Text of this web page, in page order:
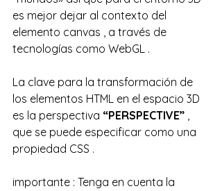
es mejor dejar al contexto del
elemento canvas , a través de
tecnologías como WebGL .
La clave para la transformación de
los elementos HTML en el espacio 3D
es la perspectiva “PERSPECTIVE” ,
que se puede especificar como una
propiedad CSS .
importante : Tenga en cuenta la